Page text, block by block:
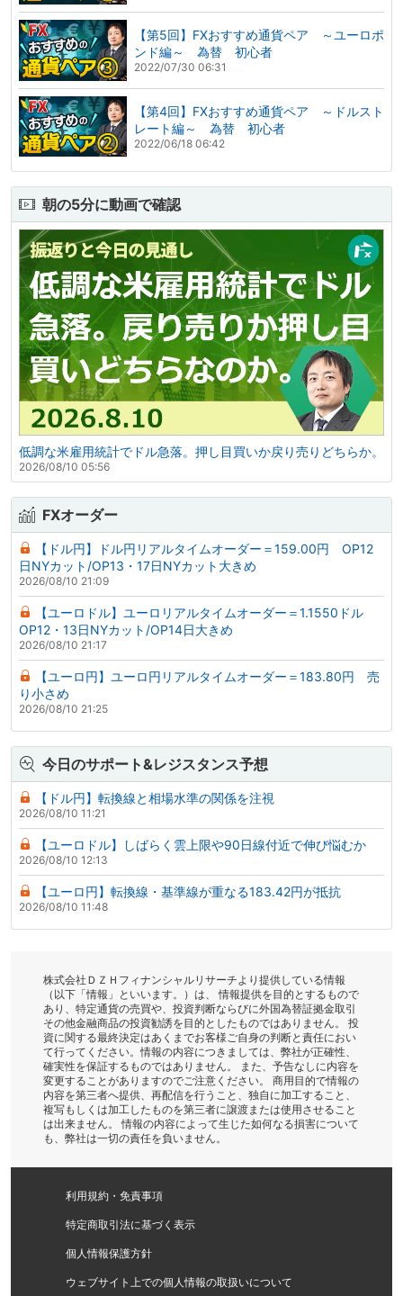
【第5回】FXおすすめ通貨ペア ～ユーロポ
ンド編～ 為替 初心者
2022/07/30 06:31
【第4回】FXおすすめ通貨ペア ～ドルスト
レート編～ 為替 初心者
2022/06/18 06:42
朝の5分に動画で確認
低調な米雇用統計でドル急落。押し目買いか戻り売りどちらか。
2026/08/10 05:56
FXオーダー
【ドル円】ドル円リアルタイムオーダー＝159.00円 OP12
日NYカット/OP13・17日NYカット大きめ
2026/08/10 21:09
【ユーロドル】ユーロリアルタイムオーダー＝1.1550ドル
OP12・13日NYカット/OP14日大きめ
2026/08/10 21:17
【ユーロ円】ユーロ円リアルタイムオーダー＝183.80円 売
り小さめ
2026/08/10 21:25
今日のサポート&レジスタンス予想
【ドル円】転換線と相場水準の関係を注視
2026/08/10 11:21
【ユーロドル】しばらく雲上限や90日線付近で伸び悩むか
2026/08/10 12:13
【ユーロ円】転換線・基準線が重なる183.42円が抵抗
2026/08/10 11:48
株式会社ＤＺＨフィナンシャルリサーチより提供している情報
（以下「情報」といいます。）は、 情報提供を目的とするもので
あり、特定通貨の売買や、投資判断ならびに外国為替証拠金取引
その他金融商品の投資勧誘を目的としたものではありません。 投
資に関する最終決定はあくまでお客様ご自身の判断と責任におい
て行ってください。情報の内容につきましては、弊社が正確性、
確実性を保証するものではありません。 また、予告なしに内容を
変更することがありますのでご注意ください。 商用目的で情報の
内容を第三者へ提供、再配信を行うこと、独自に加工すること、
複写もしくは加工したものを第三者に譲渡または使用させること
は出来ません。 情報の内容によって生じた如何なる損害について
も、弊社は一切の責任を負いません。
利用規約・免責事項
特定商取引法に基づく表示
個人情報保護方針
ウェブサイト上での個人情報の取扱いについて